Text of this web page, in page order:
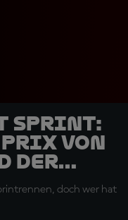
Sprint:
Prix von
der
doch wer hat